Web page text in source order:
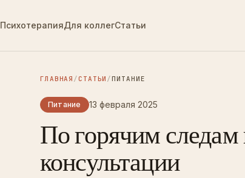
ПсихотерапияДля коллегСтатьи
ГЛАВНАЯ /СТАТЬИ /ПИТАНИЕ
Питание 13 февраля 2025
По горячим
консультации